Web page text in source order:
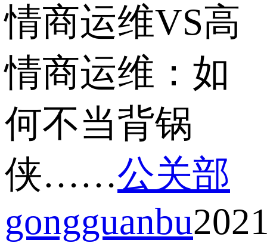
情商运维VS高
情商运维：如
何不当背锅
侠……公关部
gongguanbu